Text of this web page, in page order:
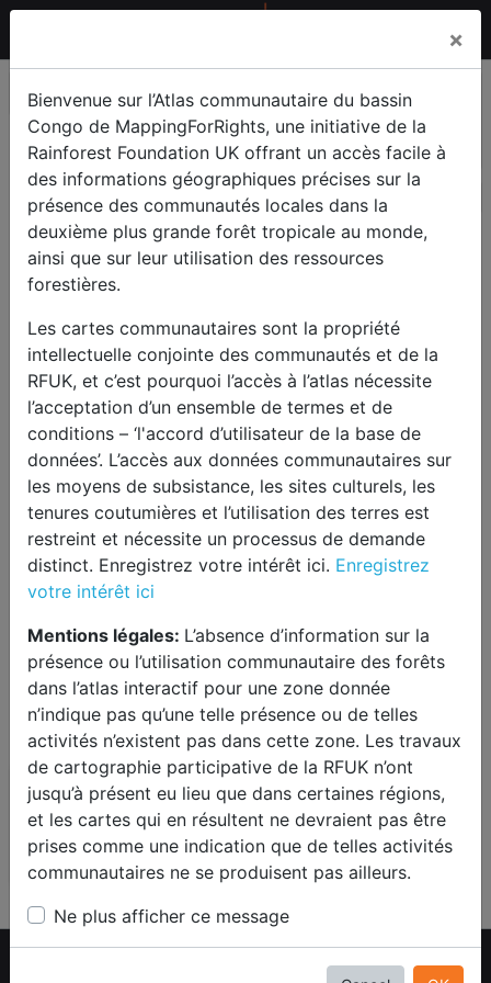
MappingForRights | Rainforest Foundation
×
Bienvenue sur l’Atlas communautaire du bassin
Congo de MappingForRights, une initiative de la
Rainforest Foundation UK offrant un accès facile à
des informations géographiques précises sur la
présence des communautés locales dans la
deuxième plus grande forêt tropicale au monde,
ainsi que sur leur utilisation des ressources
forestières.
Les cartes communautaires sont la propriété
intellectuelle conjointe des communautés et de la
RFUK, et c’est pourquoi l’accès à l’atlas nécessite
l’acceptation d’un ensemble de termes et de
conditions – ‘l'accord d’utilisateur de la base de
données’. L’accès aux données communautaires sur
les moyens de subsistance, les sites culturels, les
tenures coutumières et l’utilisation des terres est
restreint et nécessite un processus de demande
distinct. Enregistrez votre intérêt ici. Enregistrez
votre intérêt ici
Mentions légales: L’absence d’information sur la
présence ou l’utilisation communautaire des forêts
dans l’atlas interactif pour une zone donnée
n’indique pas qu’une telle présence ou de telles
activités n’existent pas dans cette zone. Les travaux
de cartographie participative de la RFUK n’ont
jusqu’à présent eu lieu que dans certaines régions,
et les cartes qui en résultent ne devraient pas être
prises comme une indication que de telles activités
communautaires ne se produisent pas ailleurs.
Ne plus afficher ce message